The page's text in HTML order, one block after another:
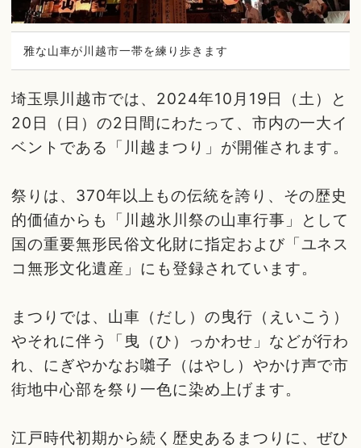
雅な山車が川越市一帯を練り歩きます
埼玉県川越市では、2024年10月19日（土）と
20日（日）の2日間にわたって、市内の一大イ
ベントである「川越まつり」が開催されます。
祭りは、370年以上もの伝統を誇り、その歴史
的価値からも「川越氷川祭の山車行事」として
国の重要無形民俗文化財に指定および「ユネス
コ無形文化遺産」にも登録されています。
まつりでは、山車（だし）の曳行（えいこう）
やそれに伴う「曳（ひ）っかわせ」などが行わ
れ、にぎやかなお囃子（はやし）やかけ声で市
街地中心部を祭り一色に染め上げます。
江戸時代初期から続く歴史あるまつりに、ぜひ